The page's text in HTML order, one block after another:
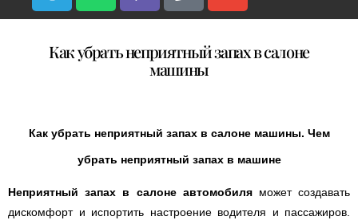
Как убрать неприятный запах в салоне
машины
Как убрать неприятный запах в салоне машины. Чем
убрать неприятный запах в машине
Неприятный запах в салоне автомобиляможет создавать
дискомфорт и испортить настроение водителя и пассажиров.